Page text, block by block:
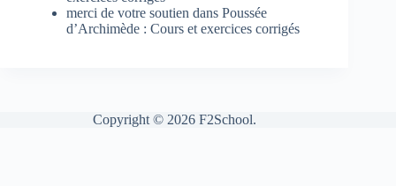
merci de votre soutien dans Poussée
d’Archimède : Cours et exercices corrigés
Copyright © 2026 F2School.